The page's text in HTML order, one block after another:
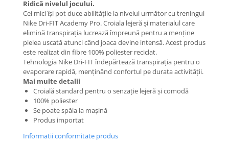
Ridică nivelul jocului.
Cei mici își pot duce abilitățile la nivelul următor cu treningul
Nike Dri-FIT Academy Pro. Croiala lejeră și materialul care
elimină transpirația lucrează împreună pentru a menține
pielea uscată atunci când joaca devine intensă. Acest produs
este realizat din fibre 100% poliester reciclat.
Tehnologia Nike Dri-FIT îndepărtează transpirația pentru o
evaporare rapidă, menținând confortul pe durata activității.
Mai multe detalii
Croială standard pentru o senzație lejeră și comodă
100% poliester
Se poate spăla la mașină
Produs importat
Informatii conformitate produs